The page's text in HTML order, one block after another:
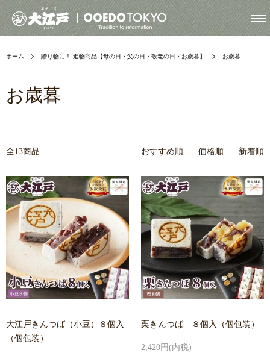
ホーム 贈り物に！ 進物商品【母の日・父の日・敬老の日・お歳暮】 お歳暮
お歳暮
全13商品 おすすめ順 価格順 新着順
大江戸きんつば（小豆）８個入
（個包装）
栗きんつば ８個入（個包装）
2,420円(内税)